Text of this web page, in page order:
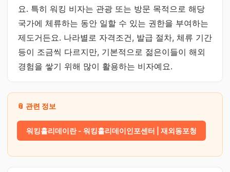
요. 특히 워킹 비자는 관광 또는 방문 목적으로 해당
국가에 체류하는 동안 일할 수 있는 권한을 부여하는
제도거든요. 나라별로 자격조건, 발급 절차, 체류 기간
등이 조금씩 다르지만, 기본적으로 젊은이들이 해외
경험을 쌓기 위해 많이 활용하는 비자예요.
📎 관련 정보
워킹홀리데이란 - 워킹홀리데이인포센터 | 재외동포청